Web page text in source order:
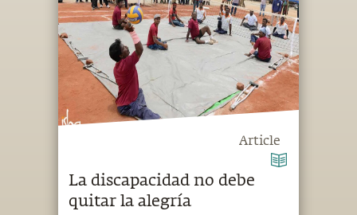
Article
La discapacidad no debe
quitar la alegría